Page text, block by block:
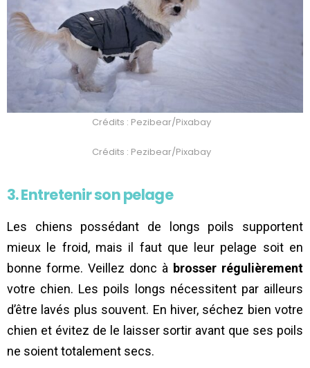
Crédits : Pezibear/Pixabay
Crédits : Pezibear/Pixabay
3. Entretenir son pelage
Les chiens possédant de longs poils supportent
mieux le froid, mais il faut que leur pelage soit en
bonne forme. Veillez donc à brosser régulièrement
votre chien. Les poils longs nécessitent par ailleurs
d’être lavés plus souvent. En hiver, séchez bien votre
chien et évitez de le laisser sortir avant que ses poils
ne soient totalement secs.